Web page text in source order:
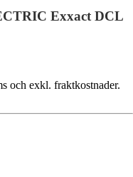
Exxact DCL
och exkl. fraktkostnader.